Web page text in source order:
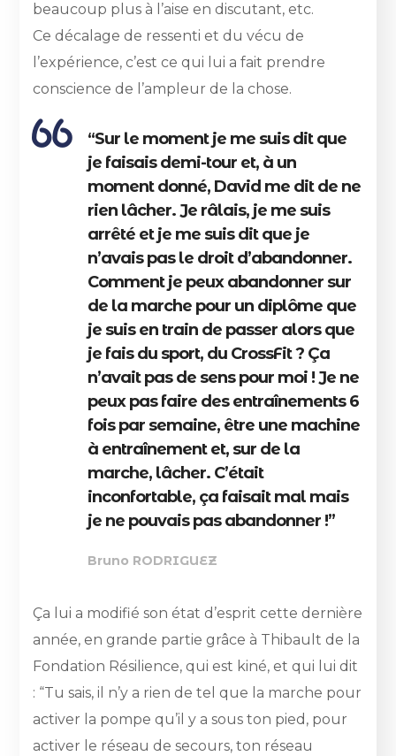
beaucoup plus à l’aise en discutant, etc.
Ce décalage de ressenti et du vécu de
l’expérience, c’est ce qui lui a fait prendre
conscience de l’ampleur de la chose.
“Sur le moment je me suis dit que
je faisais demi-tour et, à un
moment donné, David me dit de ne
rien lâcher. Je râlais, je me suis
arrêté et je me suis dit que je
n’avais pas le droit d’abandonner.
Comment je peux abandonner sur
de la marche pour un diplôme que
je suis en train de passer alors que
je fais du sport, du CrossFit ? Ça
n’avait pas de sens pour moi ! Je ne
peux pas faire des entraînements 6
fois par semaine, être une machine
à entraînement et, sur de la
marche, lâcher. C’était
inconfortable, ça faisait mal mais
je ne pouvais pas abandonner !”
Bruno RODRIGUEZ
Ça lui a modifié son état d’esprit cette dernière
année, en grande partie grâce à Thibault de la
Fondation Résilience, qui est kiné, et qui lui dit
: “Tu sais, il n’y a rien de tel que la marche pour
activer la pompe qu’il y a sous ton pied, pour
activer le réseau de secours, ton réseau